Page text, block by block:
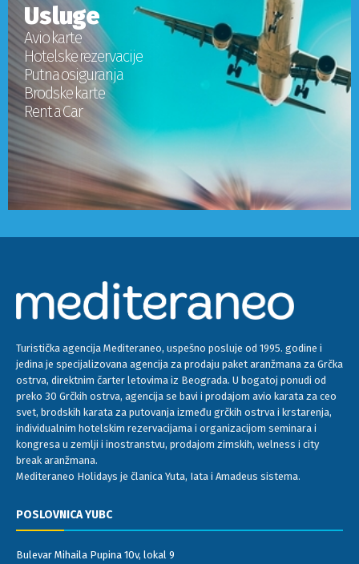
Usluge
Avio karte
Hotelske rezervacije
Putna osiguranja
Brodske karte
Rent a Car
Turistička agencija Mediteraneo, uspešno posluje od 1995. godine i
jedina je specijalizovana agencija za prodaju paket aranžmana za Grčka
ostrva, direktnim čarter letovima iz Beograda. U bogatoj ponudi od
preko 30 Grčkih ostrva, agencija se bavi i prodajom avio karata za ceo
svet, brodskih karata za putovanja između grčkih ostrva i krstarenja,
individualnim hotelskim rezervacijama i organizacijom seminara i
kongresa u zemlji i inostranstvu, prodajom zimskih, welness i city
break aranžmana.
Mediteraneo Holidays je članica Yuta, Iata i Amadeus sistema.
POSLOVNICA YUBC
Bulevar Mihaila Pupina 10v, lokal 9